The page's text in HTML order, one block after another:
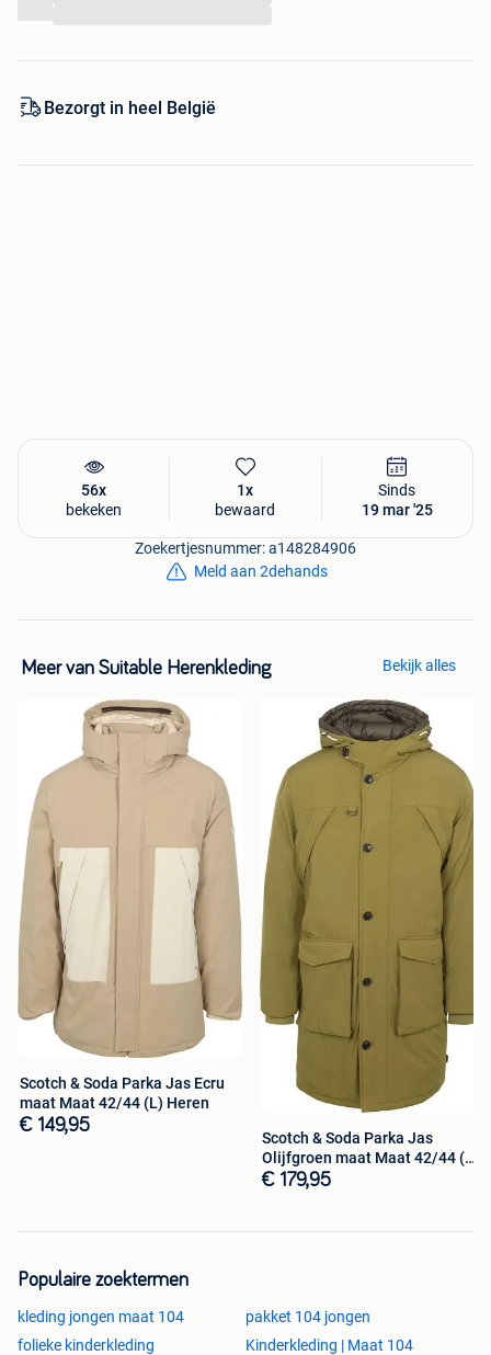
Bezorgt in heel België
56x
bekeken
1x
bewaard
Sinds
19 mar '25
Zoekertjesnummer: a148284906
Meld aan 2dehands
Meer van Suitable Herenkleding Bekijk alles
Scotch & Soda Parka Jas Ecru
maat Maat 42/44 (L) Heren
€ 149,95
Scotch & Soda Parka Jas
Olijfgroen maat Maat 42/44 (L)
Heren
€ 179,95
Populaire zoektermen
kleding jongen maat 104
pakket 104 jongen
folieke kinderkleding
Kinderkleding | Maat 104